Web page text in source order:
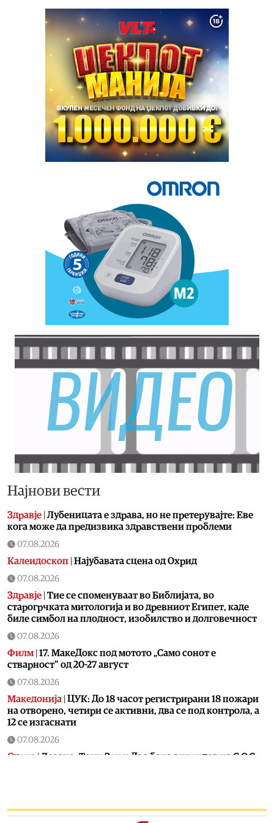
Најнови вести
Здравје Лубеницата е здрава, но не претерувајте: Еве
кога може да предизвика здравствени проблеми
07.08.2026
Калеидоскоп Најубавата сцена од Охрид
07.08.2026
Здравје Тие се споменуваат во Библијата, во
старогрчката митологија и во древниот Египет, каде
биле симбол на плодност, изобилство и долговечност
07.08.2026
Филм| 17. МакеДокс под мотото „Само сонот е
стварност“ од 20-27 август
07.08.2026
Македонија ЦУК: До 18 часот регистрирани 18 пожари
на отворено, четири се активни, два се под контрола, а
12 се изгаснати
07.08.2026
Сцена | Лозано, Тони Зен и Два бона викендов на С.О.С.
посветени на Свети Климент и Охридската книжевна